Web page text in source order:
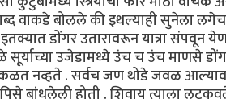
शब्द वाकडे बोलले की इथल्याही सुनेला
इतक्यात डोंगर उतारावरून यात्रा संपवून
सूर्याच्या उजेडामध्ये उंच च उंच माणसे
नव्हते . सर्वच जण थोडे जवळ